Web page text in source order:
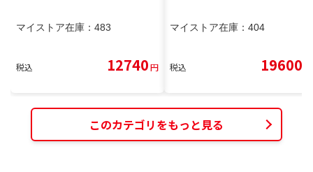
マイストア在庫： 483
税込 12740円
マイストア在庫： 404
税込 19600
このカテゴリをもっと見る